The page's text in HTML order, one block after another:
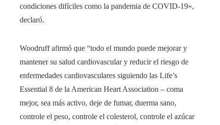
condiciones difíciles como la pandemia de COVID-19»,
declaró.
Woodruff afirmó que “todo el mundo puede mejorar y
mantener su salud cardiovascular y reducir el riesgo de
enfermedades cardiovasculares siguiendo las Life’s
Essential 8 de la American Heart Association – coma
mejor, sea más activo, deje de fumar, duerma sano,
controle el peso, controle el colesterol, controle el azúcar